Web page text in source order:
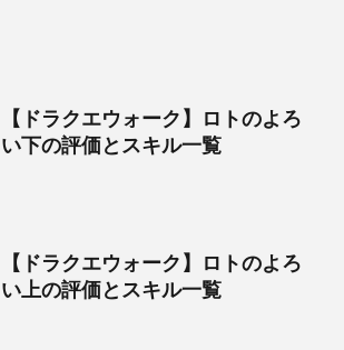
【ドラクエウォーク】ロトのよろ
い下の評価とスキル一覧
【ドラクエウォーク】ロトのよろ
い上の評価とスキル一覧